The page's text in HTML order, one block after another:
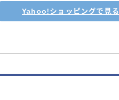
Yahoo!ショッピングで見る